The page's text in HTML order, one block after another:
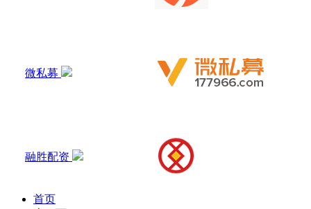
微私募
融胜配资
首页